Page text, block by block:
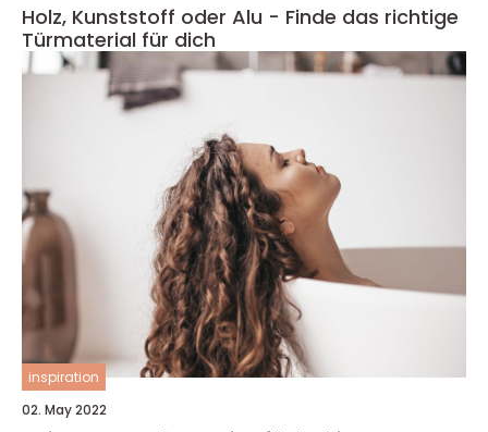
Holz, Kunststoff oder Alu - Finde das richtige
Türmaterial für dich
inspiration
02. May 2022